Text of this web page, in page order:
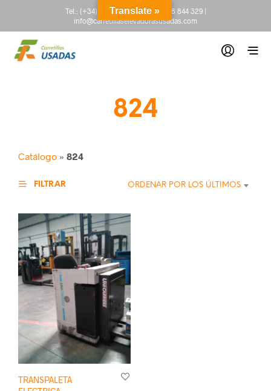
Tel.: (+34) 665 845 222-(+34) 918 844 329|
info@carretillaselevadorasusadas.com
824
Catálogo » 824
FILTRAR ORDENAR POR LOS ÚLTIMOS
TRANSPALETA
Translate »